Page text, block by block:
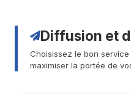
Diffusion et
Choisissez le bon
maximiser la portée de